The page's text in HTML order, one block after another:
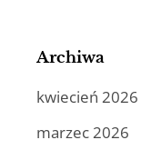
Archiwa
kwiecień 2026
marzec 2026